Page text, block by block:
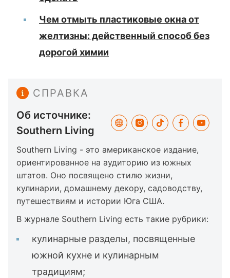
Чем отмыть пластиковые окна от
желтизны: действенный способ без
дорогой химии
СПРАВКА
Об источнике:
Southern Living
Southern Living - это американское издание,
ориентированное на аудиторию из южных
штатов. Оно посвящено стилю жизни,
кулинарии, домашнему декору, садоводству,
путешествиям и истории Юга США.
В журнале Southern Living есть такие рубрики:
кулинарные разделы, посвященные
южной кухне и кулинарным
традициям;